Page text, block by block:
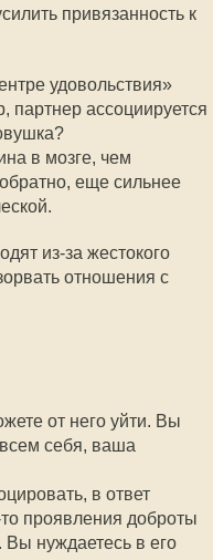
привязанность к
удовольствия»
партнер ассоциируется
в мозге, чем
еще сильнее
из-за жестокого
отношения с
от него уйти. Вы
себя, ваша
в ответ
проявления доброты
Вы нуждаетесь в его